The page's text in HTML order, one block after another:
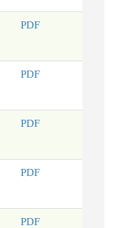
PDF
PDF
PDF
PDF
PDF